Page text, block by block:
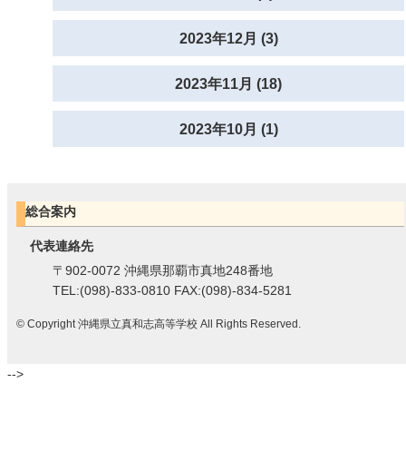
2023年12月 (3)
2023年11月 (18)
2023年10月 (1)
総合案内
代表連絡先
〒902-0072 沖縄県那覇市真地248番地
TEL:(098)-833-0810 FAX:(098)-834-5281
© Copyright 沖縄県立真和志高等学校 All Rights Reserved.
-->